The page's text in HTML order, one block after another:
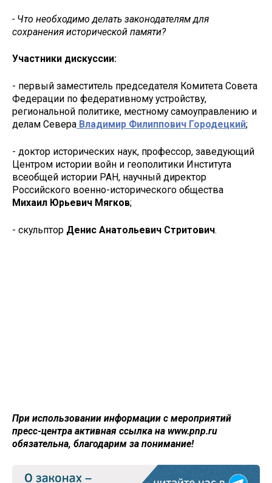
- Что необходимо делать законодателям для
сохранения исторической памяти?
Участники дискуссии:
- первый заместитель председателя Комитета Совета
Федерации по федеративному устройству,
региональной политике, местному самоуправлению и
делам Севера Владимир Филиппович Городецкий;
- доктор исторических наук, профессор, заведующий
Центром истории войн и геополитики Института
всеобщей истории РАН, научный директор
Российского военно-исторического общества
Михаил Юрьевич Мягков;
- скульптор Денис Анатольевич Стритович.
При использовании информации с мероприятий
пресс-центра активная ссылка на www.pnp.ru
обязательна, благодарим за понимание!